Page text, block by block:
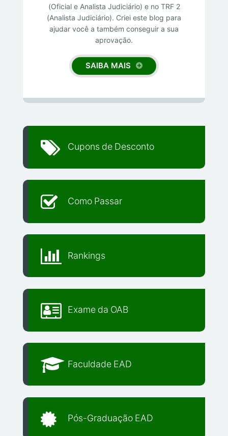
(Oficial e Analista Judiciário) e no TRF 2
(Analista Judiciário). Criei este blog para
ajudar você a também conseguir a sua
aprovação.
SAIBA MAIS
Cupons de Desconto
Como Passar
Rankings
Exame da OAB
Faculdade EAD
Pós-Graduação EAD